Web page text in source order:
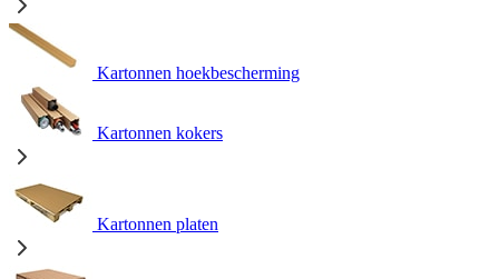
Kartonnen hoekbescherming
Kartonnen kokers
Kartonnen platen